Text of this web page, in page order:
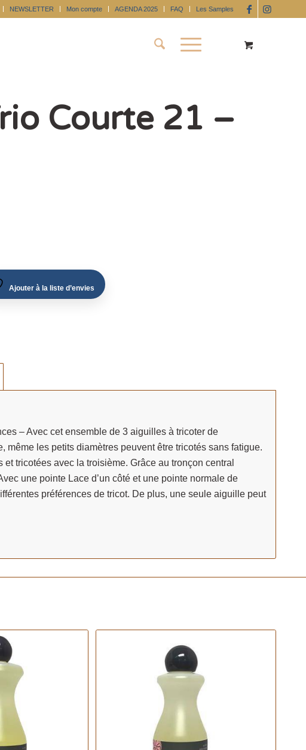
NEWSLETTER Mon compte AGENDA 2025 FAQ Les Samples
Courte 21 –
Ajouter à la liste d’envies
– Avec cet ensemble de 3 aiguilles à tricoter de
même les petits diamètres peuvent être tricotés sans fatigue.
tricotées avec la troisième. Grâce au tronçon central
une pointe Lace d’un côté et une pointe normale de
préférences de tricot. De plus, une seule aiguille peut